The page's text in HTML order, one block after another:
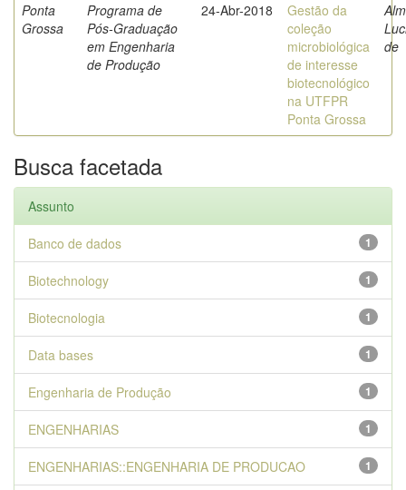
Ponta
Grossa
Programa de
Pós-Graduação
em Engenharia
de Produção
24-Abr-2018
Gestão da
coleção
microbiológica
de interesse
biotecnológico
na UTFPR
Ponta Grossa
de
Busca facetada
Assunto
1
Banco de dados
1
Biotechnology
1
Biotecnologia
1
Data bases
1
Engenharia de Produção
1
ENGENHARIAS
1
ENGENHARIAS::ENGENHARIA DE PRODUCAO